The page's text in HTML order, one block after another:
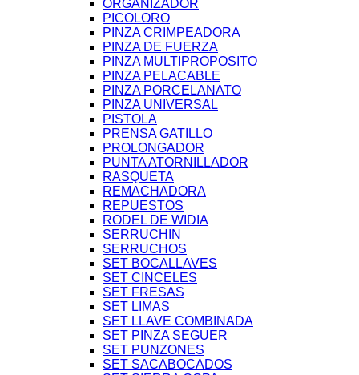
ORGANIZADOR
PICOLORO
PINZA CRIMPEADORA
PINZA DE FUERZA
PINZA MULTIPROPOSITO
PINZA PELACABLE
PINZA PORCELANATO
PINZA UNIVERSAL
PISTOLA
PRENSA GATILLO
PROLONGADOR
PUNTA ATORNILLADOR
RASQUETA
REMACHADORA
REPUESTOS
RODEL DE WIDIA
SERRUCHIN
SERRUCHOS
SET BOCALLAVES
SET CINCELES
SET FRESAS
SET LIMAS
SET LLAVE COMBINADA
SET PINZA SEGUER
SET PUNZONES
SET SACABOCADOS